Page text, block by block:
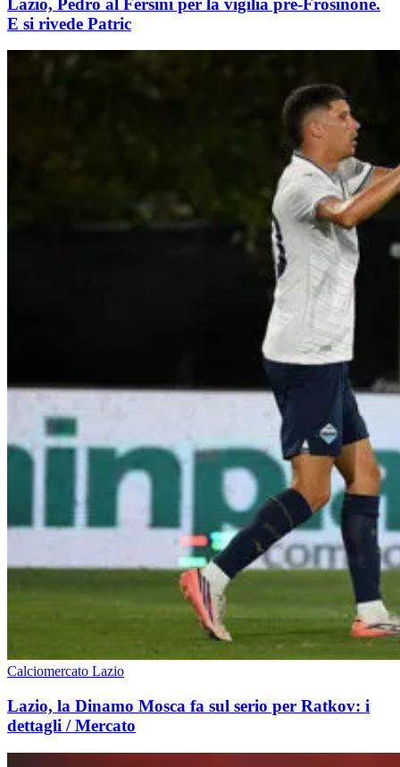
Lazio, Pedro al Fersini per la vigilia pre-Frosinone.
E si rivede Patric
Calciomercato Lazio
Lazio, la Dinamo Mosca fa sul serio per Ratkov: i
dettagli / Mercato